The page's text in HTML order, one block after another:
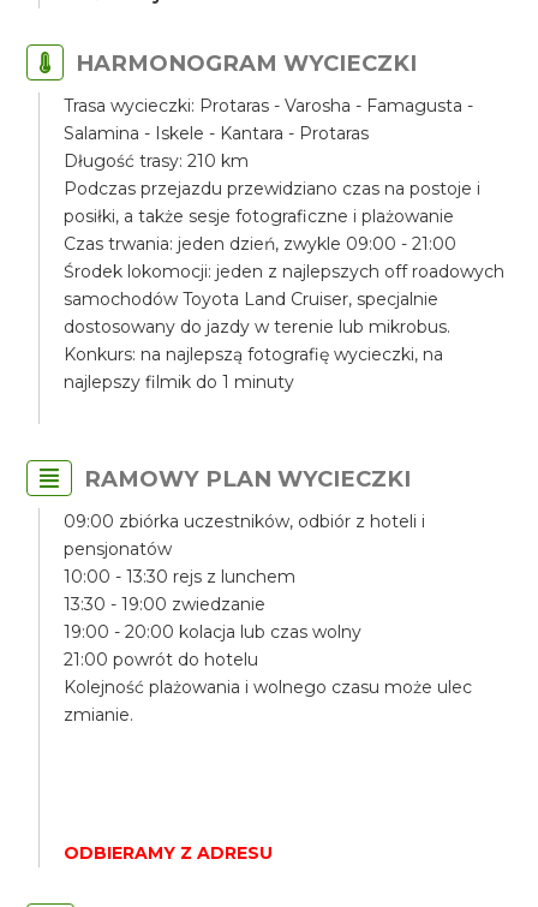
HARMONOGRAM WYCIECZKI
Trasa wycieczki: Protaras - Varosha - Famagusta -
Salamina - Iskele - Kantara - Protaras
Długość trasy: 210 km
Podczas przejazdu przewidziano czas na postoje i
posiłki, a także sesje fotograficzne i plażowanie
Czas trwania: jeden dzień, zwykle 09:00 - 21:00
Środek lokomocji: jeden z najlepszych off roadowych
samochodów Toyota Land Cruiser, specjalnie
dostosowany do jazdy w terenie lub mikrobus.
Konkurs: na najlepszą fotografię wycieczki, na
najlepszy filmik do 1 minuty
RAMOWY PLAN WYCIECZKI
09:00 zbiórka uczestników, odbiór z hoteli i
pensjonatów
10:00 - 13:30 rejs z lunchem
13:30 - 19:00 zwiedzanie
19:00 - 20:00 kolacja lub czas wolny
21:00 powrót do hotelu
Kolejność plażowania i wolnego czasu może ulec
zmianie.
ODBIERAMY Z ADRESU